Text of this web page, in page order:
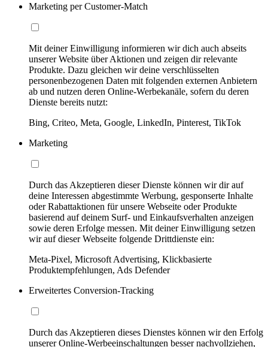
Marketing per Customer-Match
Mit deiner Einwilligung informieren wir dich auch abseits
unserer Website über Aktionen und zeigen dir relevante
Produkte. Dazu gleichen wir deine verschlüsselten
personenbezogenen Daten mit folgenden externen Anbietern
ab und nutzen deren Online-Werbekanäle, sofern du deren
Dienste bereits nutzt:
Bing, Criteo, Meta, Google, LinkedIn, Pinterest, TikTok
Marketing
Durch das Akzeptieren dieser Dienste können wir dir auf
deine Interessen abgestimmte Werbung, gesponserte Inhalte
oder Rabattaktionen für unsere Webseite oder Produkte
basierend auf deinem Surf- und Einkaufsverhalten anzeigen
sowie deren Erfolge messen. Mit deiner Einwilligung setzen
wir auf dieser Webseite folgende Drittdienste ein:
Meta-Pixel, Microsoft Advertising, Klickbasierte
Produktempfehlungen, Ads Defender
Erweitertes Conversion-Tracking
Durch das Akzeptieren dieses Dienstes können wir den Erfolg
unserer Online-Werbeeinschaltungen besser nachvollziehen,